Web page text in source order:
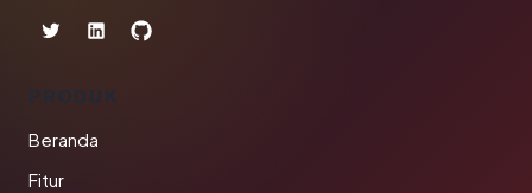
PRODUK
Beranda
Fitur